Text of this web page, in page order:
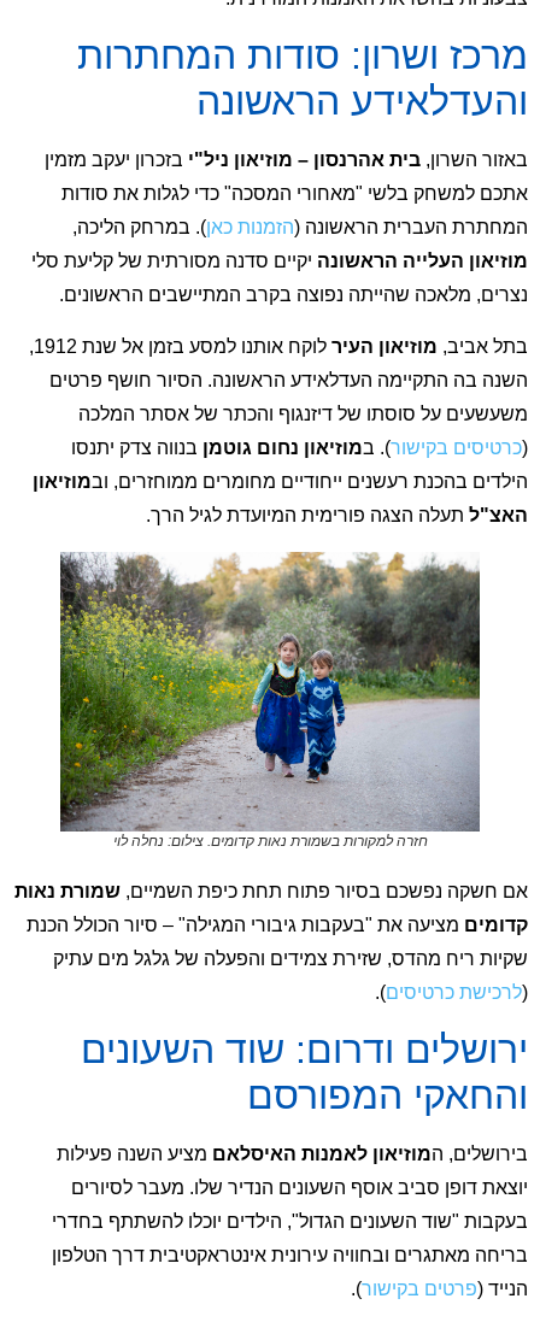
מרכז ושרון: סודות המחתרות
והעדלאידע הראשונה
באזור השרון, בית אהרנסון – מוזיאון ניל"י בזכרון יעקב מזמין
אתכם למשחק בלשי "מאחורי המסכה" כדי לגלות את סודות
המחתרת העברית הראשונה (הזמנות כאן). במרחק הליכה,
מוזיאון העלייה הראשונה יקיים סדנה מסורתית של קליעת סלי
נצרים, מלאכה שהייתה נפוצה בקרב המתיישבים הראשונים.
בתל אביב, מוזיאון העיר
לוקח אותנו למסע בזמן אל שנת 1912,
השנה בה התקיימה העדלאידע הראשונה. הסיור חושף פרטים
משעשעים על סוסתו של דיזנגוף והכתר של אסתר המלכה
(כרטיסים בקישור). במוזיאון נחום גוטמן בנווה צדק יתנסו
הילדים בהכנת רעשנים ייחודיים מחומרים ממוחזרים, ובמוזיאון
האצ"ל תעלה הצגה פורימית המיועדת לגיל הרך.
חזרה למקורות בשמורת נאות קדומים. צילום: נחלה לוי
אם חשקה נפשכם בסיור פתוח תחת כיפת השמיים, שמורת נאות
קדומים מציעה את "בעקבות גיבורי המגילה" – סיור הכולל הכנת
שקיות ריח מהדס, שזירת צמידים והפעלה של גלגל מים עתיק
(לרכישת כרטיסים).
ירושלים ודרום: שוד השעונים
והחאקי המפורסם
בירושלים, המוזיאון לאמנות האיסלאם מציע השנה פעילות
יוצאת דופן סביב אוסף השעונים הנדיר שלו. מעבר לסיורים
בעקבות "שוד השעונים הגדול", הילדים יוכלו להשתתף בחדרי
בריחה מאתגרים ובחוויה עירונית אינטראקטיבית דרך הטלפון
הנייד (פרטים בקישור).